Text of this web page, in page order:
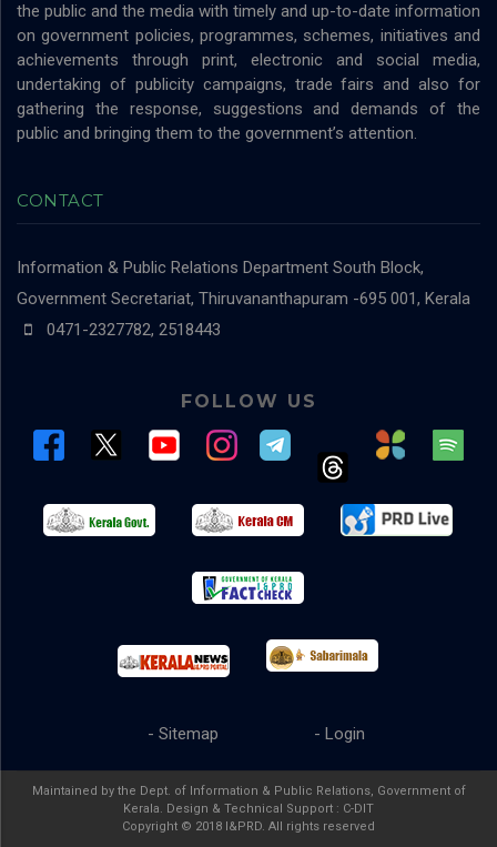
the public and the media with timely and up-to-date information
on government policies, programmes, schemes, initiatives and
achievements through print, electronic and social media,
undertaking of publicity campaigns, trade fairs and also for
gathering the response, suggestions and demands of the
public and bringing them to the government’s attention.
CONTACT
Information & Public Relations Department South Block,
Government Secretariat, Thiruvananthapuram -695 001, Kerala
0471-2327782, 2518443
FOLLOW US
- Login
- Sitemap
Maintained by the Dept. of Information & Public Relations, Government of
Kerala. Design & Technical Support : C-DIT
Copyright © 2018 I&PRD. All rights reserved